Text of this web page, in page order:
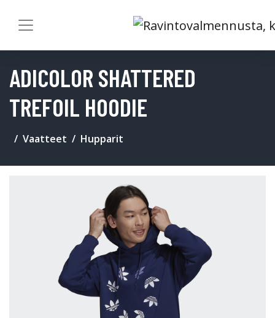
ADICOLOR SHATTERED
TREFOIL HOODIE
Vaatteet Hupparit